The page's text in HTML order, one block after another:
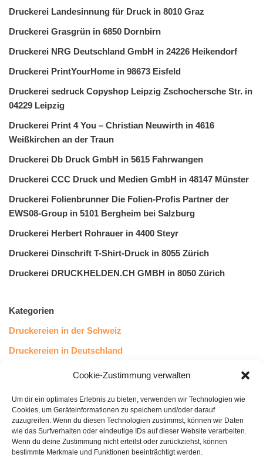
Cookie-Zustimmung verwalten
Um dir ein optimales Erlebnis zu bieten, verwenden wir Technologien wie
Cookies, um Geräteinformationen zu speichern und/oder darauf
zuzugreifen. Wenn du diesen Technologien zustimmst, können wir Daten
wie das Surfverhalten oder eindeutige IDs auf dieser Website verarbeiten.
Wenn du deine Zustimmung nicht erteilst oder zurückziehst, können
bestimmte Merkmale und Funktionen beeinträchtigt werden.
Druckerei Landesinnung für Druck in 8010 Graz
Druckerei Grasgrün in 6850 Dornbirn
Druckerei NRG Deutschland GmbH in 24226 Heikendorf
Druckerei PrintYourHome in 98673 Eisfeld
Druckerei sedruck Copyshop Leipzig Zschochersche Str. in
04229 Leipzig
Druckerei Print 4 You – Christian Neuwirth in 4616
Weißkirchen an der Traun
Druckerei Db Druck GmbH in 5615 Fahrwangen
Druckerei CCC Druck und Medien GmbH in 48147 Münster
Druckerei Folienbrunner Die Folien-Profis Partner der
EWS08-Group in 5101 Bergheim bei Salzburg
Druckerei Herbert Rohrauer in 4400 Steyr
Druckerei Dinschrift T-Shirt-Druck in 8055 Zürich
Druckerei DRUCKHELDEN.CH GMBH in 8050 Zürich
Kategorien
Druckereien in der Schweiz
Druckereien in Deutschland
Druckereien in Österreich
Kundenstimmen